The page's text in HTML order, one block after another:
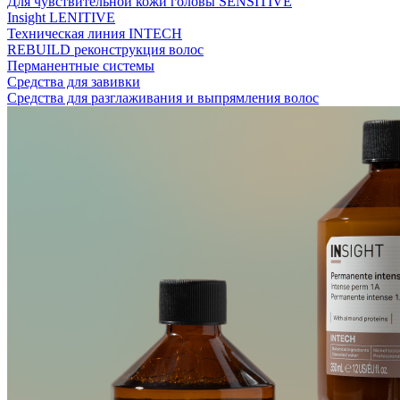
Insight LENITIVE
Техническая линия INTECH
REBUILD реконструкция волос
Перманентные системы
Средства для завивки
Средства для разглаживания и выпрямления волос